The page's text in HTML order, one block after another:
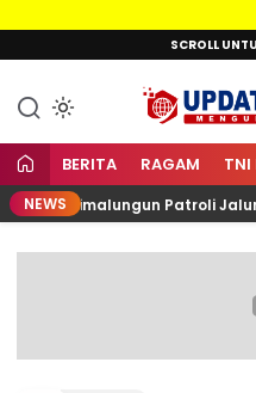
ke
SCROLL
BERITA RAGAM TNI
NEWS
Simalungun Patroli Jalur